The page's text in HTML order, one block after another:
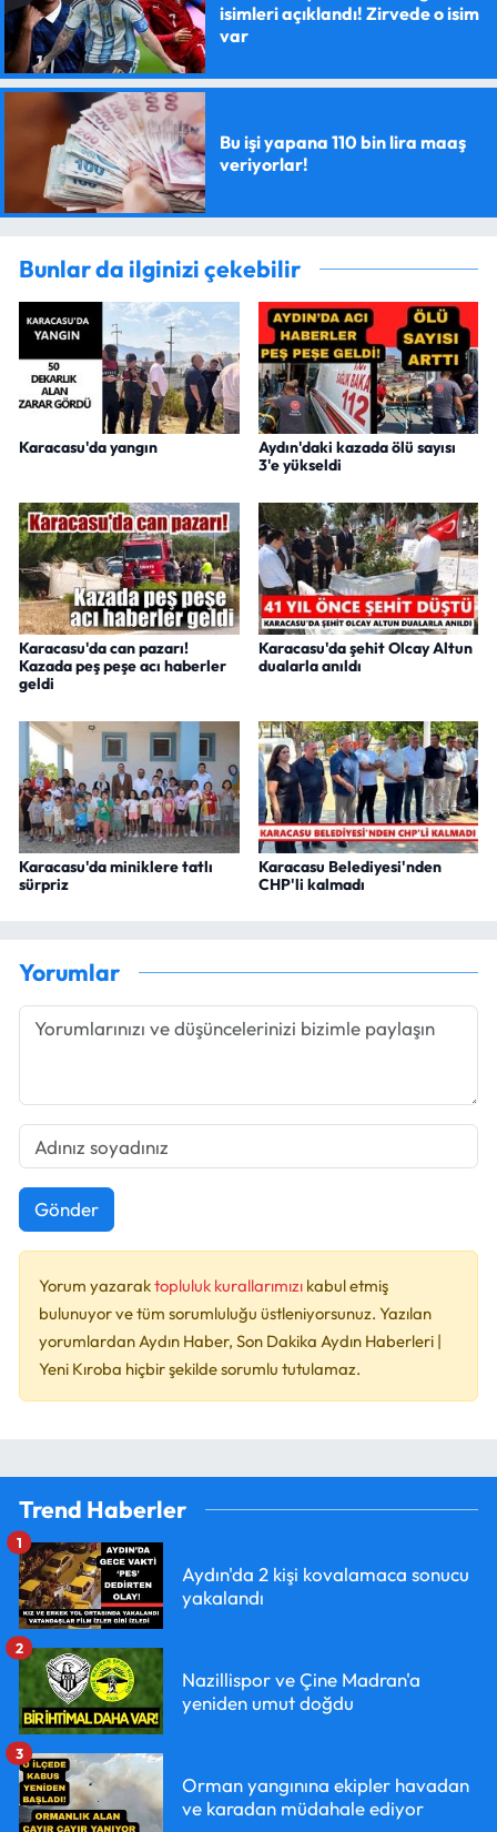
isimleri açıklandı! Zirvede o isim
var
Bu işi yapana 110 bin lira maaş
veriyorlar!
Bunlar da ilginizi çekebilir
Karacasu'da yangın
Aydın'daki kazada ölü sayısı
3'e yükseldi
Karacasu'da can pazarı!
Kazada peş peşe acı haberler
geldi
Karacasu'da şehit Olcay Altun
dualarla anıldı
Karacasu'da miniklere tatlı
sürpriz
Karacasu Belediyesi'nden
CHP'li kalmadı
Yorumlar
Gönder
Yorum yazaraktopluluk kurallarımızı kabul etmiş
bulunuyor ve tüm sorumluluğu üstleniyorsunuz. Yazılan
yorumlardan Aydın Haber, Son Dakika Aydın Haberleri |
Yeni Kıroba hiçbir şekilde sorumlu tutulamaz.
Trend Haberler
Aydın'da 2 kişi kovalamaca sonucu
yakalandı
1
Nazillispor ve Çine Madran'a
yeniden umut doğdu
2
Orman yangınına ekipler havadan
ve karadan müdahale ediyor
3